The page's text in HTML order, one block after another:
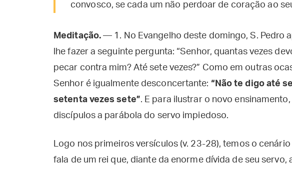
convosco, se cada um não perdoar de coração ao
Meditação.— 1. No Evangelho deste domingo, S. Pedro
lhe fazer a seguinte pergunta: “Senhor, quantas vezes
pecar contra mim? Até sete vezes?” Como em outras
Senhor é igualmente desconcertante: “ Não te digo até
setenta vezes sete”. E para ilustrar o novo
discípulos a parábola do servo impiedoso.
Logo nos primeiros versículos (v. 23-28), temos o
fala de um rei que, diante da enorme dívida de seu servo,